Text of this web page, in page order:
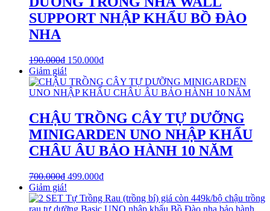
SUPPORT NHẬP KHẨU BỒ ĐÀO
NHA
190.000₫ 150.000₫
Giảm giá!
CHẬU TRỒNG CÂY TỰ DƯỠNG
MINIGARDEN UNO NHẬP KHẨU
CHÂU ÂU BẢO HÀNH 10 NĂM
700.000₫ 499.000₫
Giảm giá!